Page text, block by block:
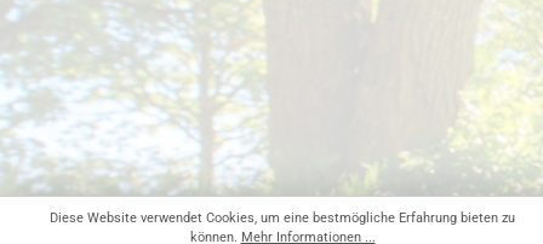
Diese Website verwendet Cookies, um eine bestmögliche Erfahrung bieten zu
können. Mehr Informationen ...